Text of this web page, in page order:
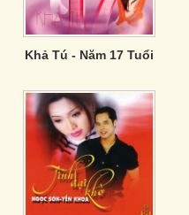
Khả Tú - Năm 17 Tuổi